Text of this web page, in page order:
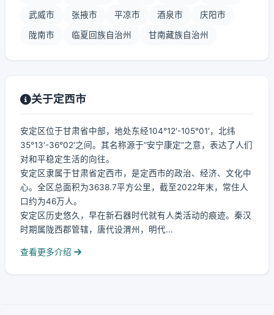
武威市 张掖市 平凉市 酒泉市 庆阳市
陇南市 临夏回族自治州 甘南藏族自治州
关于定西市
安定区位于甘肃省中部，地处东经104°12′-105°01′，北纬
35°13′-36°02′之间。其名称源于“安宁康定”之意，表达了人们
对和平稳定生活的向往。
安定区隶属于甘肃省定西市，是定西市的政治、经济、文化中
心。全区总面积为3638.7平方公里，截至2022年末，常住人
口约为46万人。
安定区历史悠久，早在新石器时代就有人类活动的痕迹。秦汉
时期属陇西郡管辖，唐代设渭州，明代...
查看更多介绍